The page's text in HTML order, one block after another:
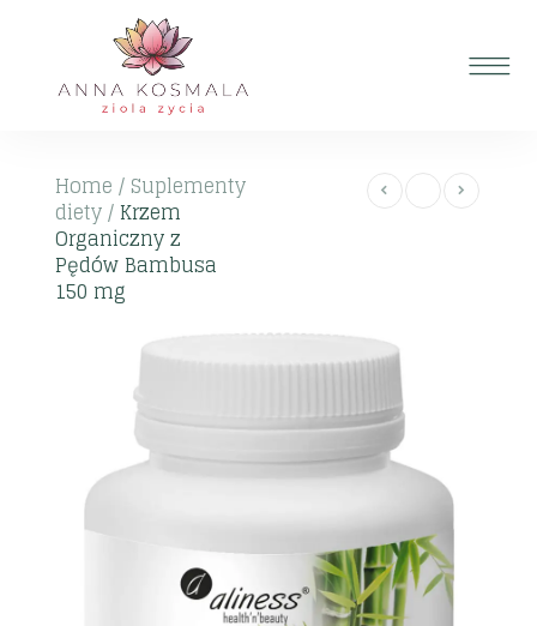
Home / Suplementy
diety/ Krzem
Organiczny z
Pędów Bambusa
150 mg